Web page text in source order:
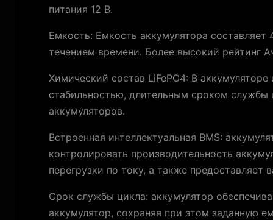
питания 12 В.
Емкость: Емкость аккумулятора
течением времени. Более высокий рейтинг
Химический состав LiFePO4: В
стабильностью, длительным сроком
аккумуляторов.
Встроенная интеллектуальная BMS:
контролировать производительность
перегрузки по току, а также
Срок службы цикла: аккумулятор
аккумулятор, сохраняя при этом заданную